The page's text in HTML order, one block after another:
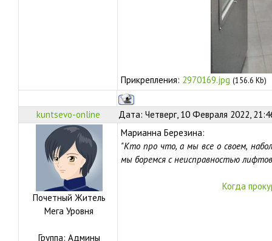
Прикрепления: 2970169.jpg (156.6 Kb)
kuntsevo-online Дата: Четверг, 10 Февраля 2022,
Почетный Житель
Мега Уровня
Группа: Админы
Марианна Березина:
"Кто про что, а мы все о своем,
мы боремся с неисправностью
Когда